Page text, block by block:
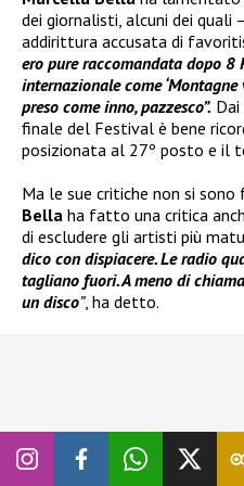
dei giornalisti, alcuni dei quali
addirittura accusata di
ero pure raccomandata dopo 8
internazionale come
preso come inno, pazzesco”.
finale del Festival è bene
posizionata al 27º posto e il
Ma le sue critiche non si sono
Bella ha fatto una critica
di escludere gli artisti più
dico con dispiacere. Le radio
tagliano fuori. A meno di
un disco”, ha detto.